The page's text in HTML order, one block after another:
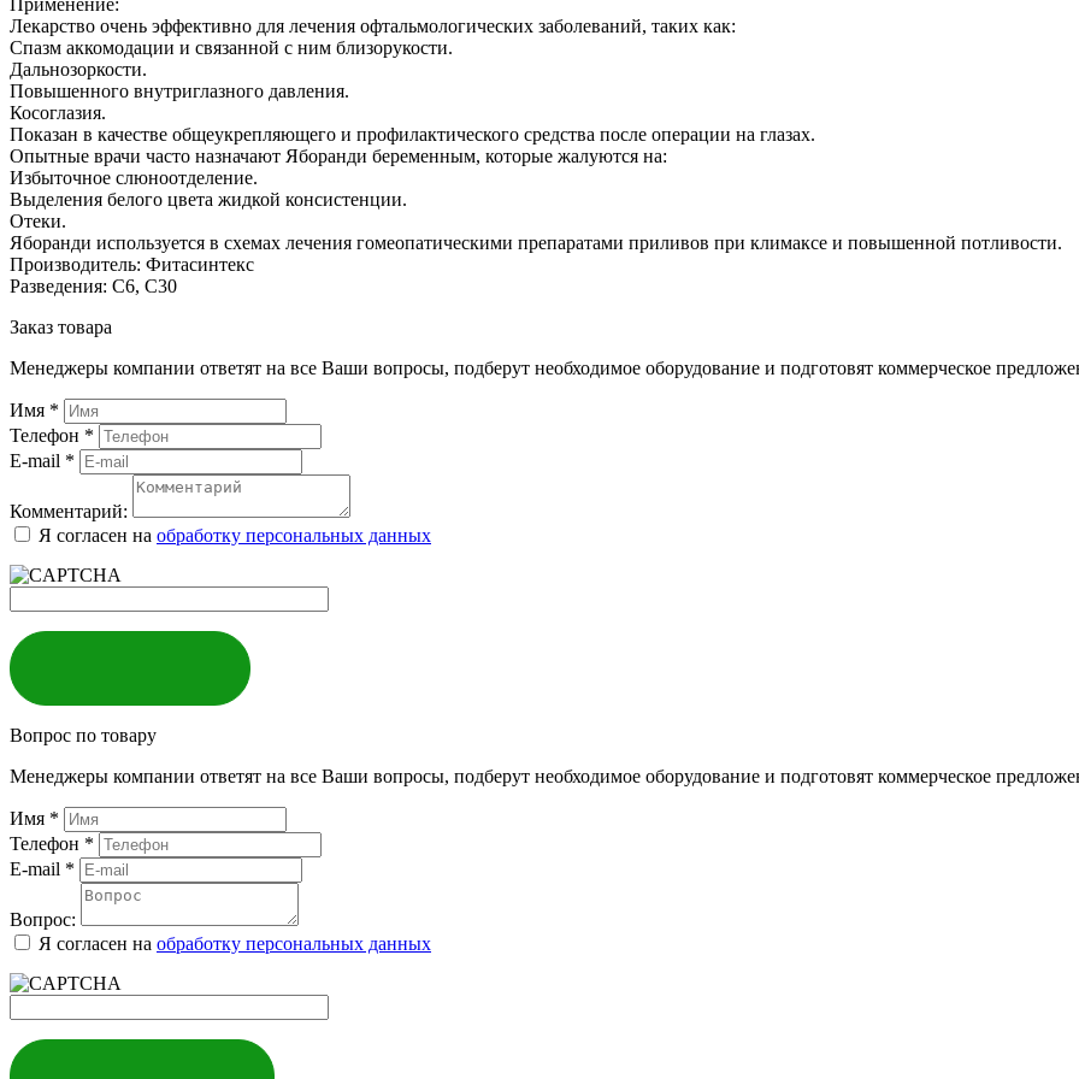
Применение:
Лекарство очень эффективно для лечения офтальмологических заболеваний, таких как:
Спазм аккомодации и связанной с ним близорукости.
Дальнозоркости.
Повышенного внутриглазного давления.
Косоглазия.
Показан в качестве общеукрепляющего и профилактического средства после операции на глазах.
Опытные врачи часто назначают Яборанди беременным, которые жалуются на:
Избыточное слюноотделение.
Выделения белого цвета жидкой консистенции.
Отеки.
Яборанди используется в схемах лечения гомеопатическими препаратами приливов при климаксе и повышенной потливости.
Производитель: Фитасинтекс
Разведения: С6, С30
Заказ товара
Менеджеры компании ответят на все Ваши вопросы, подберут необходимое оборудование и подготовят коммерческое
Имя *
Телефон *
E-mail *
Комментарий:
Я согласен на обработку персональных данных
Вопрос по товару
Менеджеры компании ответят на все Ваши вопросы, подберут необходимое оборудование и подготовят коммерческое
Имя *
Телефон *
E-mail *
Вопрос:
Я согласен на обработку персональных данных